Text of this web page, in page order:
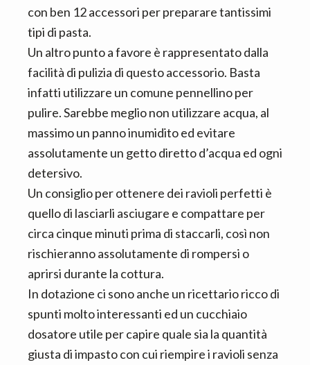
con ben 12 accessori per preparare tantissimi
tipi di pasta.
Un altro punto a favore è rappresentato dalla
facilità di pulizia di questo accessorio. Basta
infatti utilizzare un comune pennellino per
pulire. Sarebbe meglio non utilizzare acqua, al
massimo un panno inumidito ed evitare
assolutamente un getto diretto d’acqua ed ogni
detersivo.
Un consiglio per ottenere dei ravioli perfetti è
quello di lasciarli asciugare e compattare per
circa cinque minuti prima di staccarli, così non
rischieranno assolutamente di rompersi o
aprirsi durante la cottura.
In dotazione ci sono anche un ricettario ricco di
spunti molto interessanti ed un cucchiaio
dosatore utile per capire quale sia la quantità
giusta di impasto con cui riempire i ravioli senza